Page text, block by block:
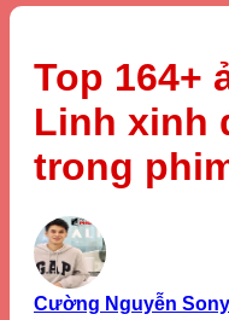
Top 164+
Linh xinh
trong
Cường Nguyễn Sony